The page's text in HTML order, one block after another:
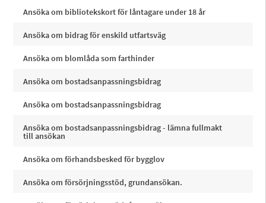
Ansöka om bibliotekskort för låntagare under 18 år
Ansöka om bidrag för enskild utfartsväg
Ansöka om blomlåda som farthinder
Ansöka om bostadsanpassningsbidrag
Ansöka om bostadsanpassningsbidrag
Ansöka om bostadsanpassningsbidrag - lämna fullmakt
till ansökan
Ansöka om förhandsbesked för bygglov
Ansöka om försörjningsstöd, grundansökan.